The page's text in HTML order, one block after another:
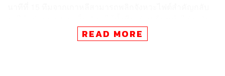
ต่อเนื่อง จนปิดแมตช์ด้วยชัยชนะ 3-1 เกม ผ่านเข้าสู่รอบ
Swiss Stage ได้สำเร็จ พร้อมเริ่มต้นภารกิจป้องกันแชมป์โลก
READ MORE